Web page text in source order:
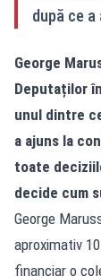
după ce
George
Deputaților
unul dintre
a ajuns la
toate
decide cum
George
aproximativ
financiar o